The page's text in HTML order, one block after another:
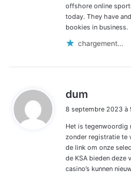
offshore online
today. They have
bookies in business.
chargement…
dum
t
:
8 septembre 2023 à
Het is tegenwoordig
zonder registratie te
de link om onze
de KSA bieden deze
casino’s kunnen